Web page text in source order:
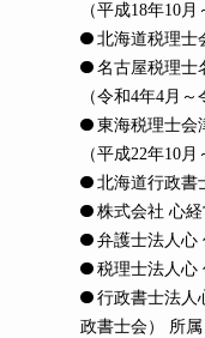
（平成18年10月
北海道税理士
名古屋税理士
（令和4年4月～
東海税理士会
（平成22年10月
北海道行政書
株式会社 心
弁護士法人心
税理士法人心
行政書士法人
政書士会） 所属